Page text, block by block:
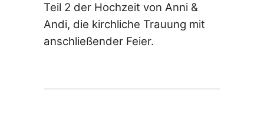
Teil 2 der Hochzeit von Anni &
Andi, die kirchliche Trauung mit
anschließender Feier.